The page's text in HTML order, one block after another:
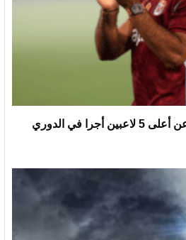
صلاح بين الكبار.. الكشف عن أعلى 5 لاعبين أجرا في الدوري